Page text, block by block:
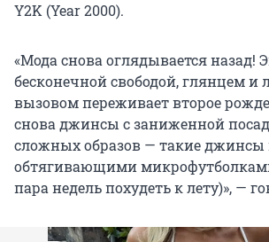
Y2K (Year 2000).
«Мода снова оглядывается назад!
бесконечной свободой, глянцем и
вызовом переживает второе
снова джинсы с заниженной
сложных образов — такие джинсы
обтягивающими
пара недель похудеть к лету)», —